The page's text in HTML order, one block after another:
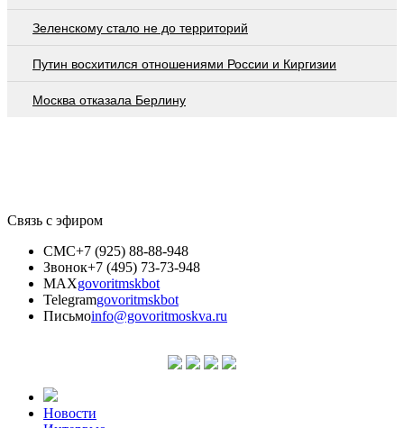
Зеленскому стало не до территорий
Путин восхитился отношениями России и Киргизии
Москва отказала Берлину
Связь с эфиром
СМС+7 (925) 88-88-948
Звонок+7 (495) 73-73-948
MAXgovoritmskbot
Telegramgovoritmskbot
Письмоinfo@govoritmoskva.ru
Новости